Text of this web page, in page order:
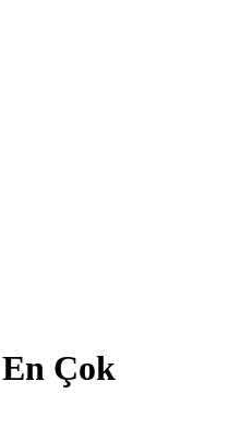
Çok